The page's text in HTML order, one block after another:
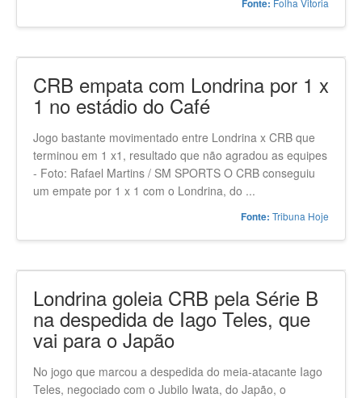
Fonte: Folha Vitoria
CRB empata com Londrina por 1 x
1 no estádio do Café
Jogo bastante movimentado entre Londrina x CRB que
terminou em 1 x1, resultado que não agradou as equipes
- Foto: Rafael Martins / SM SPORTS O CRB conseguiu
um empate por 1 x 1 com o Londrina, do ...
Fonte: Tribuna Hoje
Londrina goleia CRB pela Série B
na despedida de Iago Teles, que
vai para o Japão
No jogo que marcou a despedida do meia-atacante Iago
Teles, negociado com o Jubilo Iwata, do Japão, o